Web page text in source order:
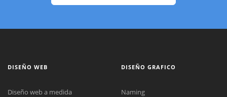
DISEÑO WEB
Diseño web a medida
DISEÑO GRAFICO
Naming